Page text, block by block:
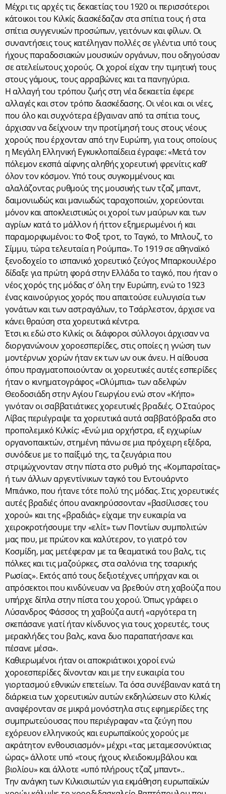
Μέχρι τις αρχές τις δεκαετίας του 1920 οι περισσότεροι
κάτοικοι του Κιλκίς διασκέδαζαν στα σπίτια τους ή στα
σπίτια συγγενικών προσώπων, γειτόνων και φίλων. Οι
συναντήσεις τους κατέληγαν πολλές σε γλέντια υπό τους
ήχους παραδοσιακών μουσικών οργάνων, που οδηγούσαν
σε ατελείωτους χορούς. Οι χοροί είχαν την τιμητική τους
στους γάμους, τους αρραβώνες και τα πανηγύρια.
Η αλλαγή του τρόπου ζωής στη νέα δεκαετία έφερε
αλλαγές και στον τρόπο διασκέδασης. Οι νέοι και οι νέες,
που όλο και συχνότερα έβγαιναν από τα σπίτια τους,
άρχισαν να δείχνουν την προτίμησή τους στους νέους
χορούς που έρχονταν από την Ευρώπη, για τους οποίους
η Μεγάλη Ελληνική Εγκυκλοπαίδεια έγραφε: «Μετά τον
πόλεμον εκσπά αίφνης αληθής χορευτική φρενίτις καθ’
όλον τον κόσμον. Υπό τους συγκομμένους και
αλαλάζοντας ρυθμούς της μουσικής των τζαζ μπαντ,
δαιμονιωδώς και μανιωδώς ταραχοποιών, χορεύονται
μόνον και αποκλειστικώς οι χοροί των μαύρων και των
αγρίων κατά το μάλλον ή ήττον εξημερωμένοι ή και
παραμορφωμένοι: το Φοξ τροτ, το Ταγκό, το Μπλουζ, το
Σίμμυ, τώρα τελευταία η Ρούμπα». Το 1919 σε αθηναϊκό
ξενοδοχείο το ισπανικό χορευτικό ζεύγος Μπαρκουιλέρο
δίδαξε για πρώτη φορά στην Ελλάδα το ταγκό, που ήταν ο
νέος χορός της μόδας σ’ όλη την Ευρώπη, ενώ το 1923
ένας καινούργιος χορός που απαιτούσε ευλυγισία των
γονάτων και των αστραγάλων, το Τσάρλεστον, άρχισε να
κάνει θραύση στα χορευτικά κέντρα.
Έτσι κι εδώ στο Κιλκίς οι διάφοροι σύλλογοι άρχισαν να
διοργανώνουν χοροεσπερίδες, στις οποίες η γνώση των
μοντέρνων χορών ήταν εκ των ων ουκ άνευ. Η αίθουσα
όπου πραγματοποιούνταν οι χορευτικές αυτές εσπερίδες
ήταν ο κινηματογράφος «Ολύμπια» των αδελφών
Θεοδοσιάδη στην Αγίου Γεωργίου ενώ στον «Κήπο»
γινόταν οι σαββατιάτικες χορευτικές βραδιές. Ο Σταύρος
Λίβας περιέγραψε τα χορευτικά αυτά σαββατόβραδα στο
προπολεμικό Κιλκίς: «Ενώ μια ορχήστρα, εξ εγχωρίων
οργανοπαικτών, στημένη πάνω σε μια πρόχειρη εξέδρα,
συνόδευε με το παίξιμό της, τα ζευγάρια που
στριμώχνονταν στην πίστα στο ρυθμό της «Κομπαρσίτας»
ή των άλλων αργεντίνικων ταγκό του Εντουάρντο
Μπιάνκο, που ήτανε τότε πολύ της μόδας. Στις χορευτικές
αυτές βραδιές όπου ανακηρύσσονταν «βασίλισσες του
χορού» και της «βραδιάς» είχαμε την ευκαιρία να
χειροκροτήσουμε την «ελίτ» των Ποντίων συμπολιτών
μας που, με πρώτον και καλύτερον, το γιατρό τον
Κοσμίδη, μας μετέφεραν με τα θεαματικά του βαλς, τις
πόλκες και τις μαζούρκες, στα σαλόνια της τσαρικής
Ρωσίας». Εκτός από τους δεξιοτέχνες υπήρχαν και οι
απρόσεκτοι που κινδύνευαν να βρεθούν στη χαβούζα που
υπήρχε δίπλα στην πίστα του χορού. Όπως γράφει ο
Λύσανδρος Φάσσος τη χαβούζα αυτή «αργότερα τη
σκεπάσανε γιατί ήταν κίνδυνος για τους χορευτές, τους
μερακλήδες του βαλς, κανα δυο παραπατήσανε και
πέσανε μέσα».
Καθιερωμένοι ήταν οι αποκριάτικοι χοροί ενώ
χοροεσπερίδες δίνονταν και με την ευκαιρία του
γιορτασμού εθνικών επετείων. Τα όσα συνέβαιναν κατά τη
διάρκεια των χορευτικών αυτών εκδηλώσεων στο Κιλκίς
αναφέρονταν σε μικρά μονόστηλα στις εφημερίδες της
συμπρωτεύουσας που περιέγραφαν «τα ζεύγη που
εχόρευον ελληνικούς και ευρωπαϊκούς χορούς με
ακράτητον ενθουσιασμόν» μέχρι «τας μεταμεσονύκτιας
ώρας» άλλοτε υπό «τους ήχους κλειδοκυμβάλου και
βιολίου» και άλλοτε «υπό πλήρους τζαζ μπαντ»..
Την ανάγκη των Κιλκισιωτών για εκμάθηση ευρωπαϊκών